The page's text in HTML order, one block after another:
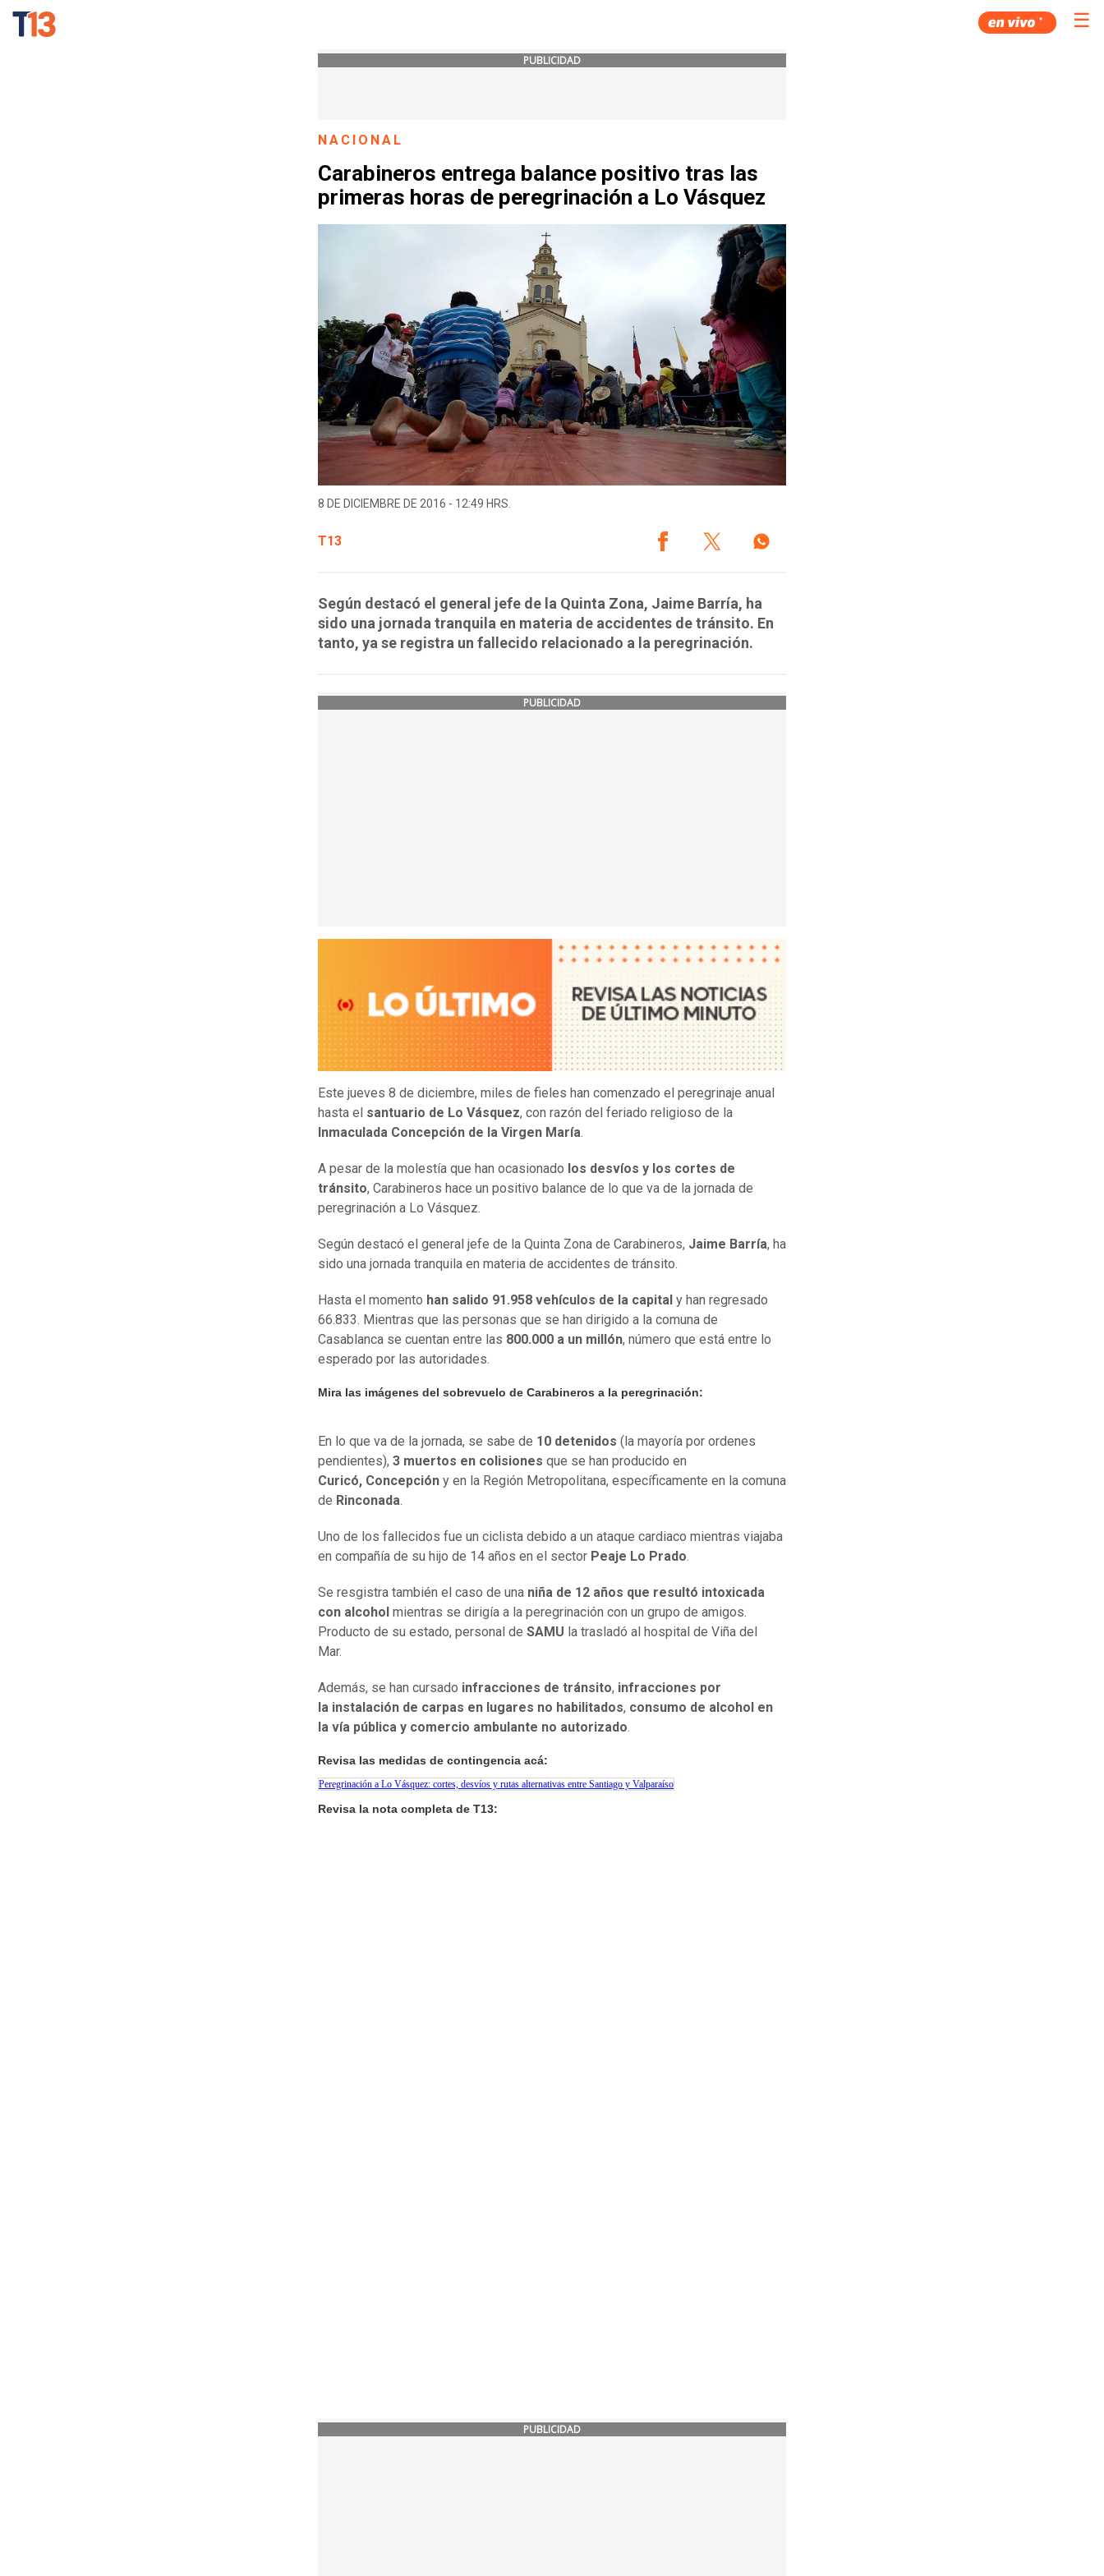
☰
PUBLICIDAD
NACIONAL
Carabineros entrega balance positivo tras las
primeras horas de peregrinación a Lo Vásquez
8 DE DICIEMBRE DE 2016 - 12:49 HRS.
T13
Según destacó el general jefe de la Quinta Zona, Jaime Barría, ha
sido una jornada tranquila en materia de accidentes de tránsito. En
tanto, ya se registra un fallecido relacionado a la peregrinación.
PUBLICIDAD
Este jueves 8 de diciembre, miles de fieles han comenzado el peregrinaje anual
hasta el santuario de Lo Vásquez, con razón del feriado religioso de la
Inmaculada Concepción de la Virgen María.
A pesar de la molestía que han ocasionado los desvíos y los cortes de
tránsito, Carabineros hace un positivo balance de lo que va de la jornada de
peregrinación a Lo Vásquez.
Según destacó el general jefe de la Quinta Zona de Carabineros, Jaime Barría, ha
sido una jornada tranquila en materia de accidentes de tránsito.
Hasta el momento han salido 91.958 vehículos de la capital y han regresado
66.833. Mientras que las personas que se han dirigido a la comuna de
Casablanca se cuentan entre las 800.000 a un millón, número que está entre lo
esperado por las autoridades.
Mira las imágenes del sobrevuelo de Carabineros a la peregrinación:
En lo que va de la jornada, se sabe de 10 detenidos ( la mayoría por ordenes
pendientes), 3 muertos en colisiones que se han producido en
Curicó, Concepción y en la Región Metropolitana, específicamente en la comuna
de Rinconada.
Uno de los fallecidos fue un ciclista debido a un ataque cardiaco mientras viajaba
en compañía de su hijo de 14 años en el sector Peaje Lo Prado.
Se resgistra también el caso de una niña de 12 años que resultó intoxicada
con alcohol mientras se dirigía a la peregrinación con un grupo de amigos.
Producto de su estado, personal de SAMU la trasladó al hospital de Viña del
Mar.
Además, se han cursado infracciones de tránsito, infracciones por
la instalación de carpas en lugares no habilitados, consumo de alcohol en
la vía pública y comercio ambulante no autorizado.
Revisa las medidas de contingencia acá:
Peregrinación a Lo Vásquez: cortes, desvíos y rutas alternativas entre Santiago y Valparaíso
Revisa la nota completa de T13:
PUBLICIDAD